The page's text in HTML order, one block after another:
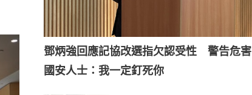
鄧炳強回應記協改選指欠認受性 警告危害
國安人士：我一定釘死你